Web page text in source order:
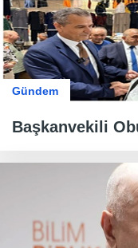
Gündem
Başkanvekili